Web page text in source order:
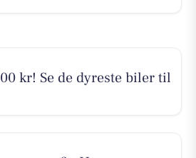
kr! Se de dyreste biler til